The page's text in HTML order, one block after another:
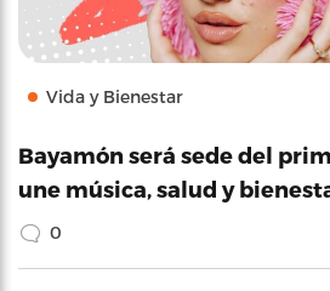
Vida y Bienestar
Bayamón será sede del
une música, salud y
0